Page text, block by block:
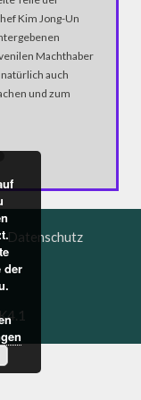
Kim Jong-Un
Machthaber
auch
und zum
Datenschutz
der